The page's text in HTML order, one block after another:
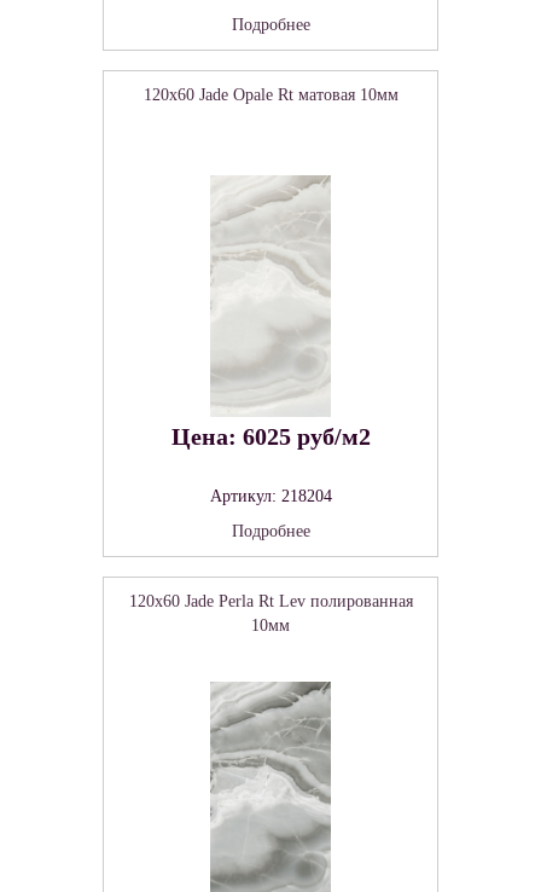
Подробнее
120x60 Jade Opale Rt матовая 10мм
Цена: 6025 руб/м2
Артикул: 218204
Подробнее
120x60 Jade Perla Rt Lev полированная
10мм